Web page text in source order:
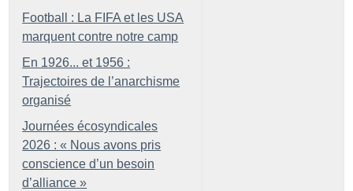
Football : La FIFA et les USA
marquent contre notre camp
En 1926... et 1956 :
Trajectoires de l’anarchisme
organisé
Journées écosyndicales
2026 : « Nous avons pris
conscience d’un besoin
d’alliance »